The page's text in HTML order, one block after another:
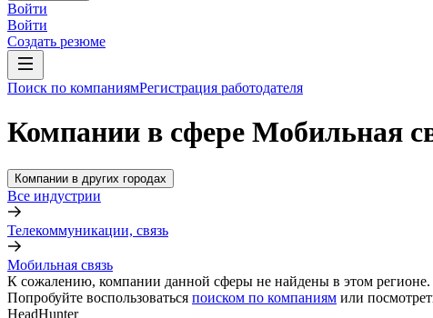
Войти
Войти
Создать резюме
Поиск по компаниямРегистрация работодателя
Компании в сфере Мобильная
Компании в других городах
Все индустрии
Телекоммуникации, связь
Мобильная связь
К сожалению, компании данной сферы не найдены в этом регионе.
Попробуйте воспользоваться поиском по компаниям или
HeadHunter